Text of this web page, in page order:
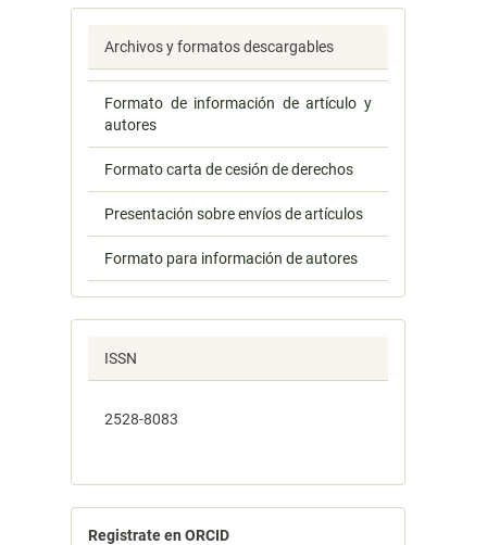
Archivos y formatos descargables
Formato de información de artículo y
autores
Formato carta de cesión de derechos
Presentación sobre envíos de artículos
Formato para información de autores
ISSN
2528-8083
Registrate en ORCID